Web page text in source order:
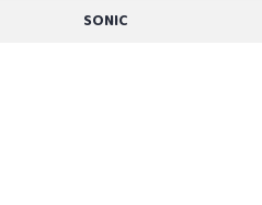
SONIC